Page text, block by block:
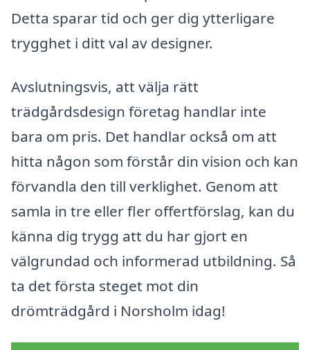
Detta sparar tid och ger dig ytterligare
trygghet i ditt val av designer.
Avslutningsvis, att välja rätt
trädgårdsdesign företag handlar inte
bara om pris. Det handlar också om att
hitta någon som förstår din vision och kan
förvandla den till verklighet. Genom att
samla in tre eller fler offertförslag, kan du
känna dig trygg att du har gjort en
välgrundad och informerad utbildning. Så
ta det första steget mot din
drömträdgård i Norsholm idag!